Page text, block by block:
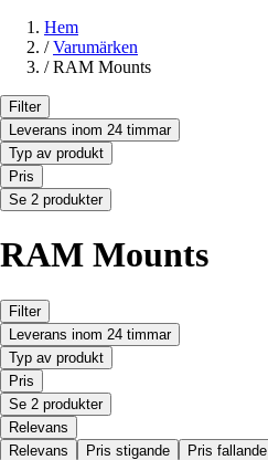
Hem
/ Varumärken
/ RAM Mounts
Filter
Leverans inom 24 timmar
Typ av produkt
Pris
Se 2 produkter
RAM Mounts
Filter
Leverans inom 24 timmar
Typ av produkt
Pris
Se 2 produkter
Relevans
Relevans
Pris stigande Pris fallande